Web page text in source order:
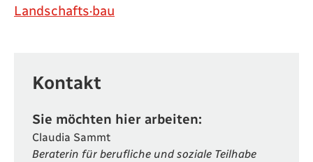
Landschafts·bau
Kontakt
Sie möchten hier arbeiten:
Claudia Sammt
Beraterin für berufliche und soziale Teilhabe